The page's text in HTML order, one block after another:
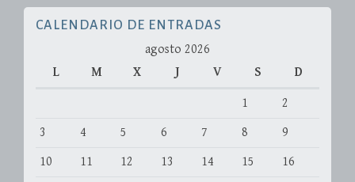
CALENDARIO DE ENTRADAS
agosto 2026
L
M X J V S D
1
2
3
4 5 6 7 8
9
10
11 12 13 14 15
16